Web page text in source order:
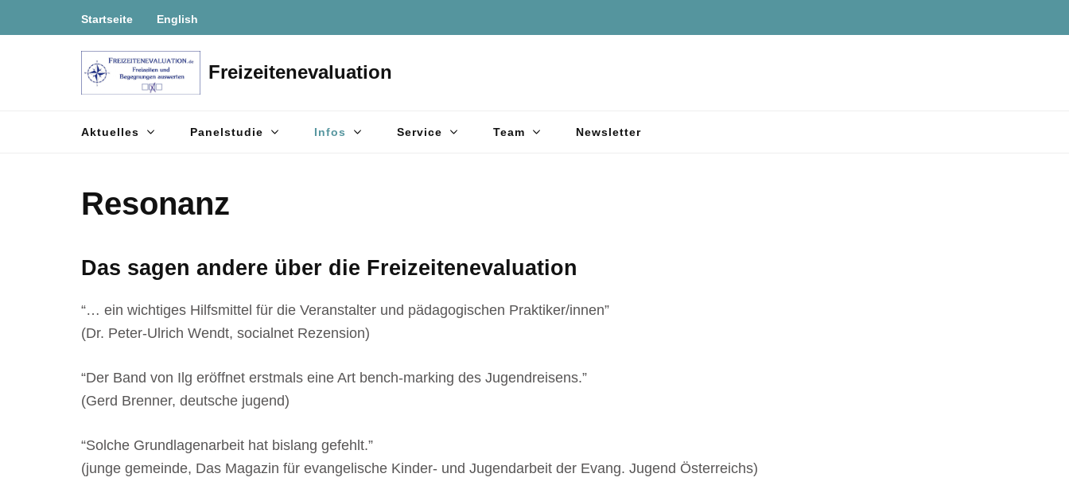
Inhalt
Startseite English
Freizeitenevaluation
Aktuelles Panelstudie Infos Service Team Newsletter
Resonanz
Das sagen andere über die Freizeitenevaluation
“… ein wichtiges Hilfsmittel für die Veranstalter und pädagogischen Praktiker/innen”
(Dr. Peter-Ulrich Wendt, socialnet Rezension)
“Der Band von Ilg eröffnet erstmals eine Art bench-marking des Jugendreisens.”
(Gerd Brenner, deutsche jugend)
“Solche Grundlagenarbeit hat bislang gefehlt.”
(junge gemeinde, Das Magazin für evangelische Kinder- und Jugendarbeit der Evang. Jugend Österreichs)